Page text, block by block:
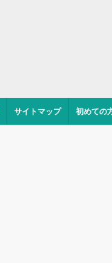
サイトマップ 初めての